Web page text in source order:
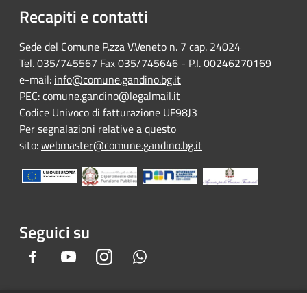
Recapiti e contatti
Sede del Comune P.zza V.Veneto n. 7 cap. 24024
Tel. 035/745567 Fax 035/745646 - P.I. 00246270169
e-mail: info@comune.gandino.bg.it
PEC:comune.gandino@legalmail.it
Codice Univoco di fatturazione UF98J3
Per segnalazioni relative a questo
sito:webmaster@comune.gandino.bg.it
Seguici su
Facebook YoutubeInstagram